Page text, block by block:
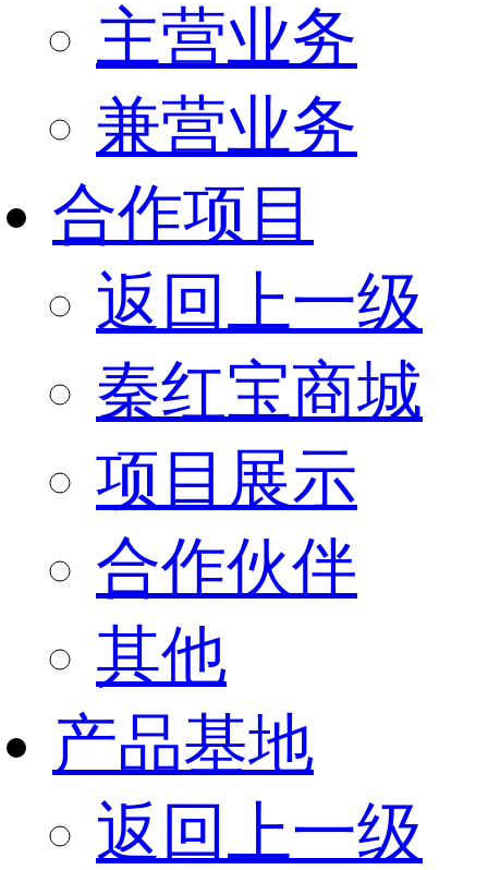
主营业务
兼营业务
合作项目
返回上一级
秦红宝商城
项目展示
合作伙伴
其他
产品基地
返回上一级